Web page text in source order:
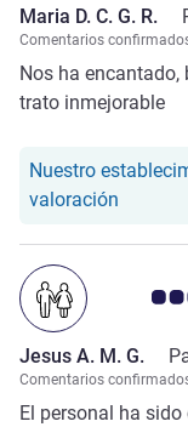
Maria D. C. G. R.
Comentarios
Nos ha
trato inmejorable
Nuestro
valoración
Nota
Jesus A. M. G.
Comentarios
El personal ha